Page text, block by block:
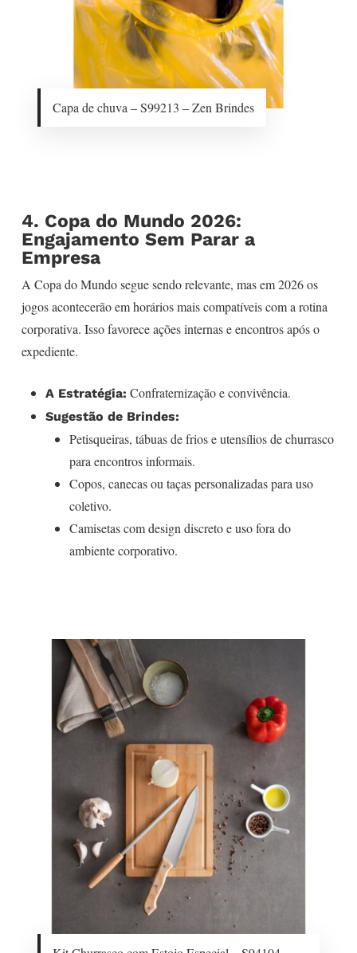
Capa de chuva – S99213 – Zen Brindes
4. Copa do Mundo 2026:
Engajamento Sem Parar a
Empresa
A Copa do Mundo segue sendo relevante, mas em 2026 os
jogos acontecerão em horários mais compatíveis com a rotina
corporativa. Isso favorece ações internas e encontros após o
expediente.
A Estratégia: Confraternização e convivência.
Sugestão de Brindes:
Petisqueiras, tábuas de frios e utensílios de churrasco
para encontros informais.
Copos, canecas ou taças personalizadas para uso
coletivo.
Camisetas com design discreto e uso fora do
ambiente corporativo.